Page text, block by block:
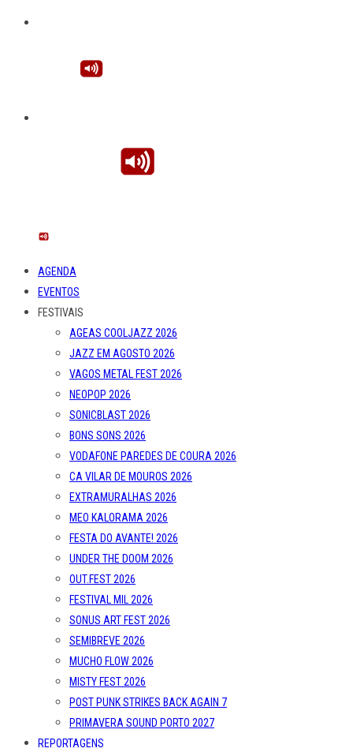
AGENDA
EVENTOS
FESTIVAIS
AGEAS COOLJAZZ 2026
JAZZ EM AGOSTO 2026
VAGOS METAL FEST 2026
NEOPOP 2026
SONICBLAST 2026
BONS SONS 2026
VODAFONE PAREDES DE COURA 2026
CA VILAR DE MOUROS 2026
EXTRAMURALHAS 2026
MEO KALORAMA 2026
FESTA DO AVANTE! 2026
UNDER THE DOOM 2026
OUT.FEST 2026
FESTIVAL MIL 2026
SONUS ART FEST 2026
SEMIBREVE 2026
MUCHO FLOW 2026
MISTY FEST 2026
POST PUNK STRIKES BACK AGAIN 7
PRIMAVERA SOUND PORTO 2027
REPORTAGENS